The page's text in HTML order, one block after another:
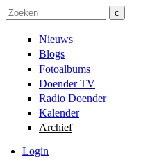
Overslaan en naar de inhoud gaan
Skip to navigation
Zoeken
Nieuws
Blogs
Fotoalbums
Doender TV
Radio Doender
Kalender
Archief
Login